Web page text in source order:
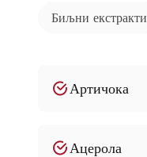
Биљни екстракти
Артичока
Ацерола